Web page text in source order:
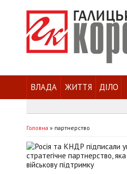
ВЛАДА ЖИТТЯ ДІЛО
Головна » партнерство